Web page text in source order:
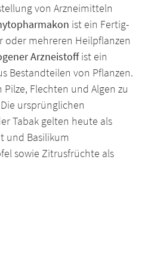
von Arzneimitteln
ist ein Fertig-
oder mehreren Heilpflanzen
Arzneistoffist ein
Bestandteilen von Pflanzen.
Flechten und Algen zu
ursprünglichen
Tabak gelten heute als
und Basilikum
sowie Zitrusfrüchte als